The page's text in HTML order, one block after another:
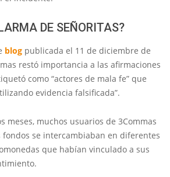
DE SEÑORITAS?
blog publicada el 11 de diciembre de
restó importancia a las afirmaciones
como “actores de mala fe” que
evidencia falsificada”.
meses, muchos usuarios de 3Commas
se intercambiaban en diferentes
que habían vinculado a sus